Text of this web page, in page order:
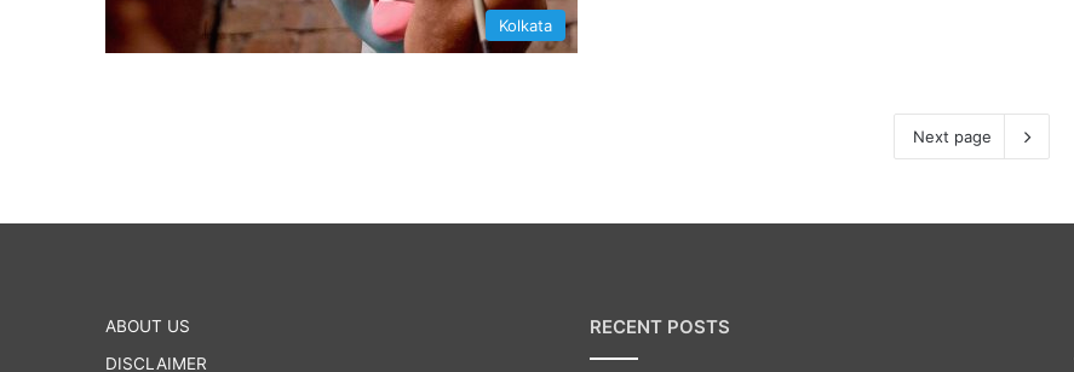
Kolkata
Next page
ABOUT US
DISCLAIMER
RECENT POSTS